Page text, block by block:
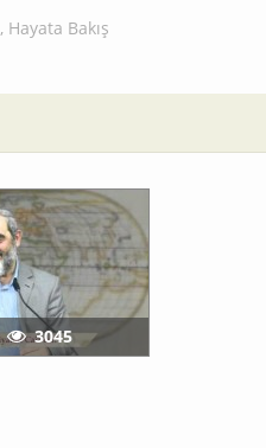
, Hayata Bakış
3045